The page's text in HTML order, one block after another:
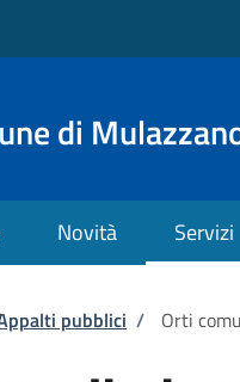
di
Novità Servizi
pane
pubblici / Orti